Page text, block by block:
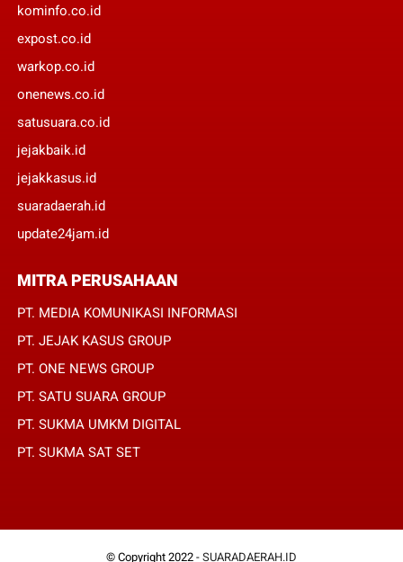
kominfo.co.id
expost.co.id
warkop.co.id
onenews.co.id
satusuara.co.id
jejakbaik.id
jejakkasus.id
suaradaerah.id
update24jam.id
MITRA PERUSAHAAN
PT. MEDIA KOMUNIKASI INFORMASI
PT. JEJAK KASUS GROUP
PT. ONE NEWS GROUP
PT. SATU SUARA GROUP
PT. SUKMA UMKM DIGITAL
PT. SUKMA SAT SET
© Copyright 2022 - SUARADAERAH.ID